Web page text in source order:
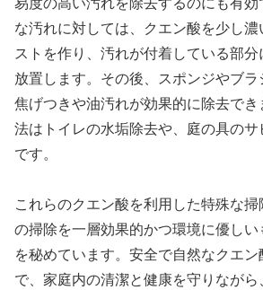
な汚れに対しては、クエン酸を少し
ストを作り、汚れが付着している部
放置します。その後、スポンジやブラ
焦げつきや油汚れが効果的に除去で
法はトイレの水垢除去や、庭の具の
です。
これらのクエン酸を利用した特殊な
の掃除を一層効果的かつ環境に優し
を秘めています。安全で自然なクエン
で、家庭内の清潔と健康を守りなが